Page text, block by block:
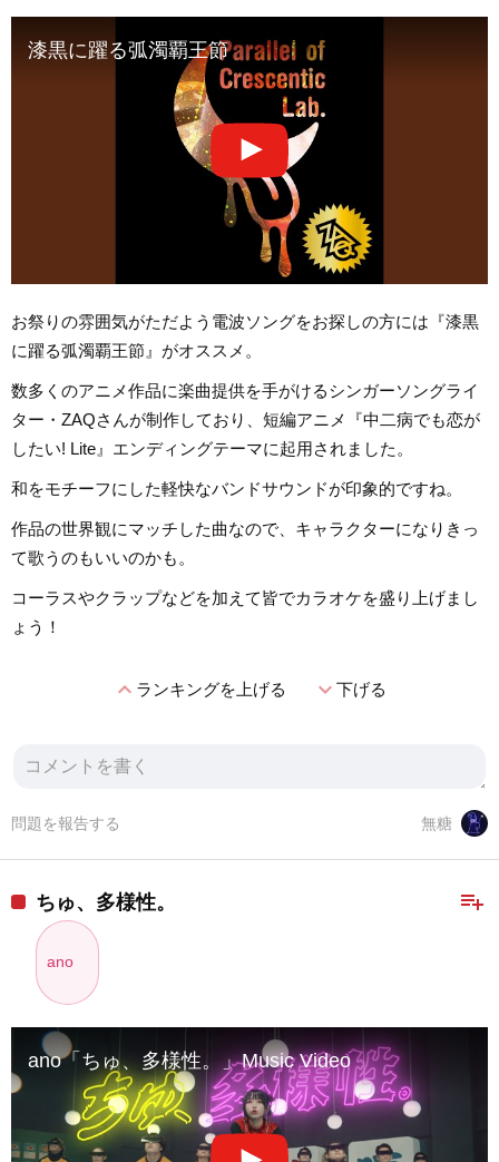
漆黒に躍る弧濁覇王節
お祭りの雰囲気がただよう電波ソングをお探しの方には『漆黒
に躍る弧濁覇王節』がオススメ。
数多くのアニメ作品に楽曲提供を手がけるシンガーソングライ
ター・ZAQさんが制作しており、短編アニメ『中二病でも恋が
したい! Lite』エンディングテーマに起用されました。
和をモチーフにした軽快なバンドサウンドが印象的ですね。
作品の世界観にマッチした曲なので、キャラクターになりきっ
て歌うのもいいのかも。
コーラスやクラップなどを加えて皆でカラオケを盛り上げまし
ょう！
expand_lessランキングを上げる expand_more下げる
無糖
問題を報告する
playlist_add
ちゅ、多様性。
ano
ano「ちゅ、多様性。」Music Video